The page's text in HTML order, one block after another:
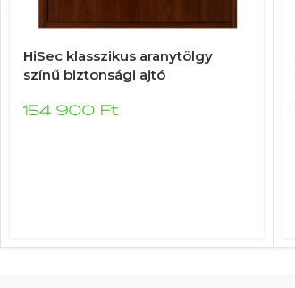
HiSec klasszikus aranytölgy
színű biztonsági ajtó
154 900 Ft